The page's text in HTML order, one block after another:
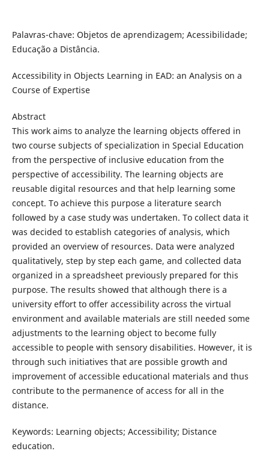
Palavras-chave: Objetos de aprendizagem; Acessibilidade;
Educação a Distância.
Accessibility in Objects Learning in EAD: an Analysis on a
Course of Expertise
Abstract
This work aims to analyze the learning objects offered in
two course subjects of specialization in Special Education
from the perspective of inclusive education from the
perspective of accessibility. The learning objects are
reusable digital resources and that help learning some
concept. To achieve this purpose a literature search
followed by a case study was undertaken. To collect data it
was decided to establish categories of analysis, which
provided an overview of resources. Data were analyzed
qualitatively, step by step each game, and collected data
organized in a spreadsheet previously prepared for this
purpose. The results showed that although there is a
university effort to offer accessibility across the virtual
environment and available materials are still needed some
adjustments to the learning object to become fully
accessible to people with sensory disabilities. However, it is
through such initiatives that are possible growth and
improvement of accessible educational materials and thus
contribute to the permanence of access for all in the
distance.
Keywords: Learning objects; Accessibility; Distance
education.